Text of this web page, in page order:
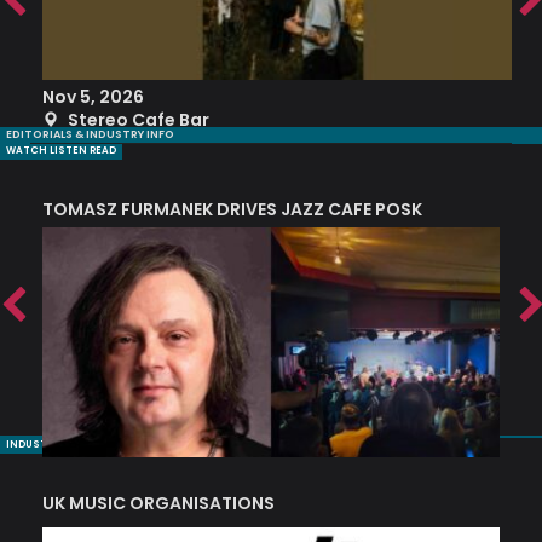
Nov 5, 2026
Stereo Cafe Bar
EDITORIALS & INDUSTRY INFO
WATCH LISTEN READ
TOMASZ FURMANEK DRIVES JAZZ CAFE POSK
INDUSTRY NUGGETS
UK MUSIC ORGANISATIONS